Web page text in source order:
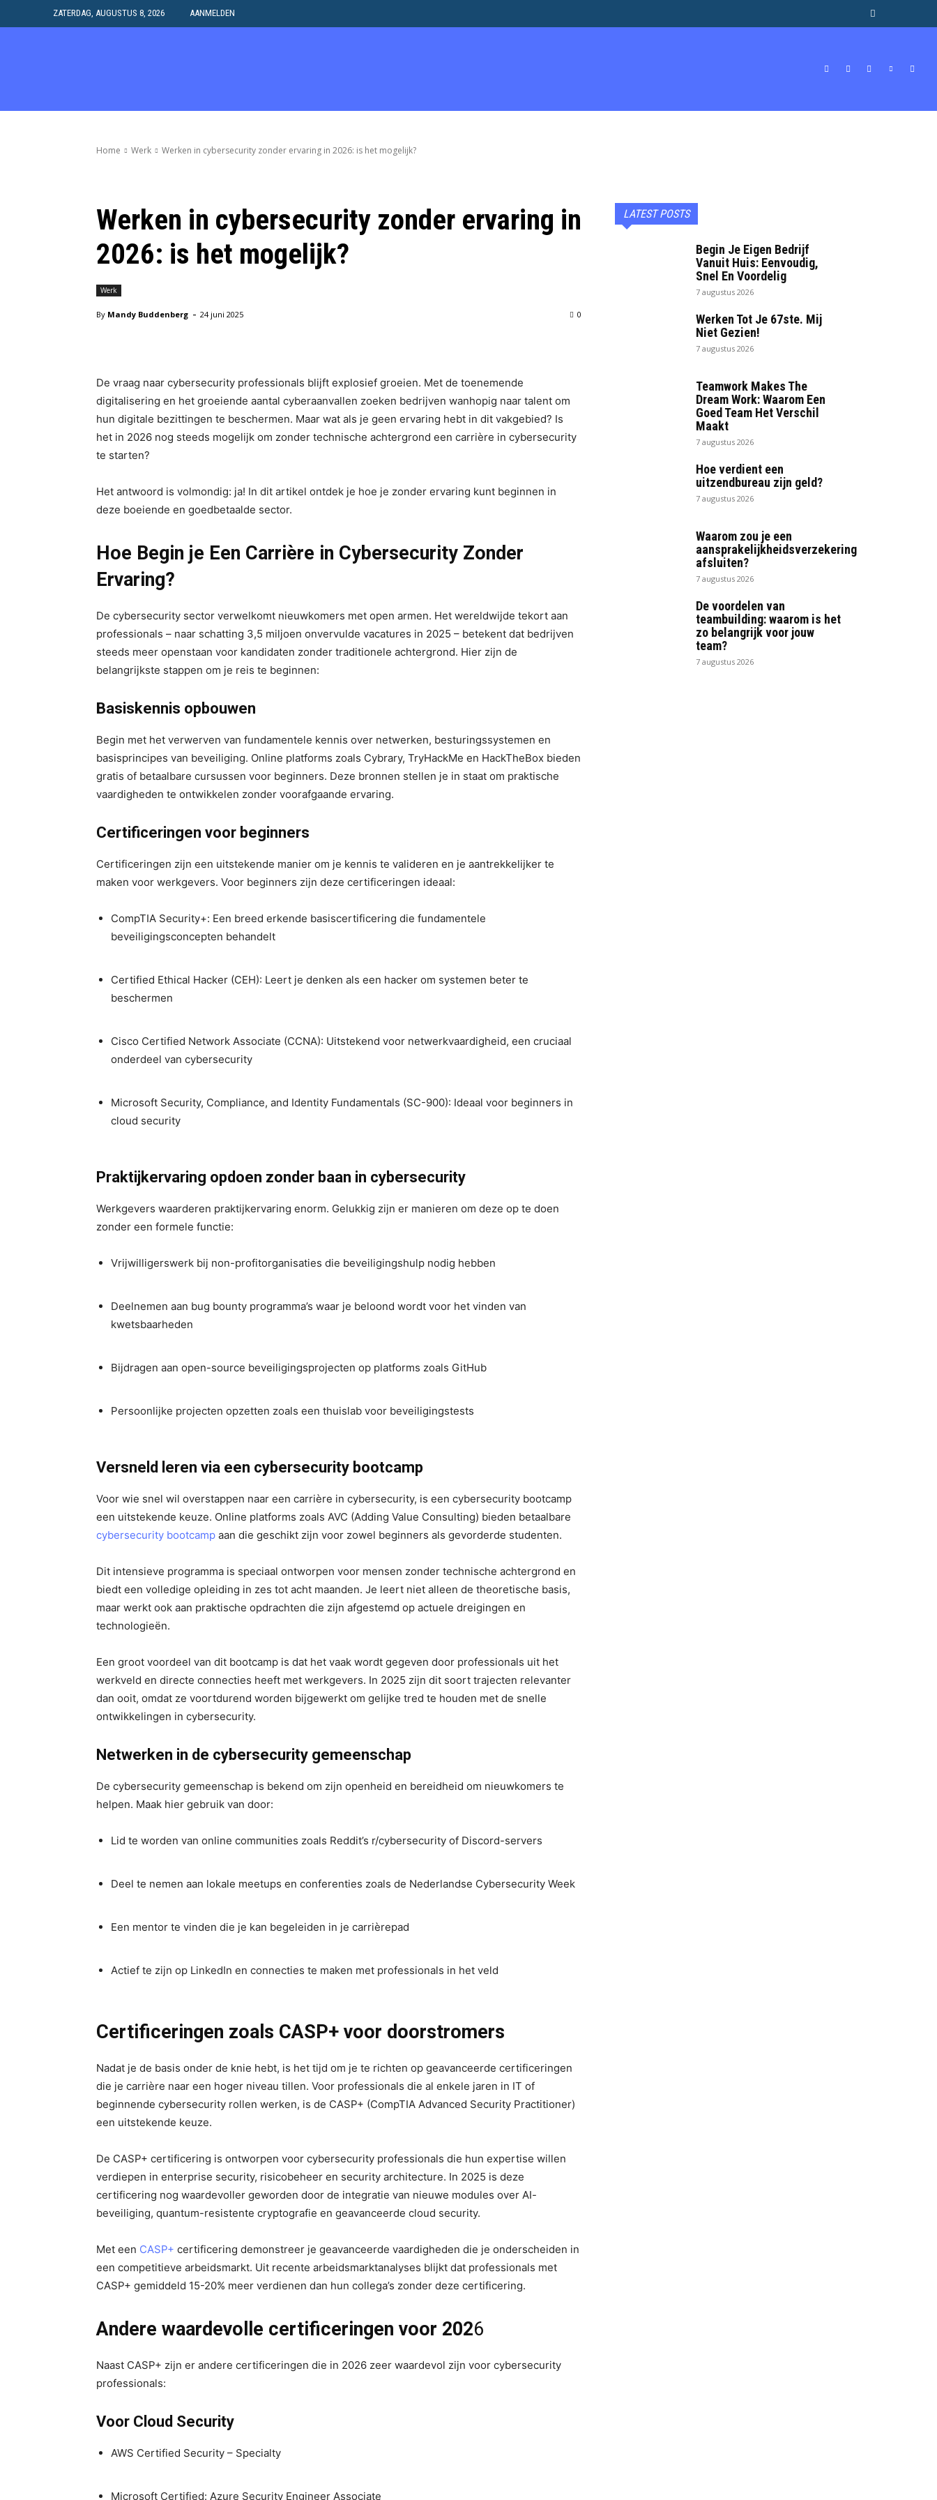
ZATERDAG, AUGUSTUS 8, 2026 AANMELDEN
MORE
Home Werk Werken in cybersecurity zonder ervaring in 2026: is het mogelijk?
Werken in cybersecurity zonder ervaring in
2026: is het mogelijk?
Werk
0
By Mandy Buddenberg - 24 juni 2025
De vraag naar cybersecurity professionals blijft explosief groeien. Met de toenemende
digitalisering en het groeiende aantal cyberaanvallen zoeken bedrijven wanhopig naar talent om
hun digitale bezittingen te beschermen. Maar wat als je geen ervaring hebt in dit vakgebied? Is
het in 2026 nog steeds mogelijk om zonder technische achtergrond een carrière in cybersecurity
te starten?
Het antwoord is volmondig: ja! In dit artikel ontdek je hoe je zonder ervaring kunt beginnen in
deze boeiende en goedbetaalde sector.
Hoe Begin je Een Carrière in Cybersecurity Zonder
Ervaring?
De cybersecurity sector verwelkomt nieuwkomers met open armen. Het wereldwijde tekort aan
professionals – naar schatting 3,5 miljoen onvervulde vacatures in 2025 – betekent dat bedrijven
steeds meer openstaan voor kandidaten zonder traditionele achtergrond. Hier zijn de
belangrijkste stappen om je reis te beginnen:
Basiskennis opbouwen
Begin met het verwerven van fundamentele kennis over netwerken, besturingssystemen en
basisprincipes van beveiliging. Online platforms zoals Cybrary, TryHackMe en HackTheBox bieden
gratis of betaalbare cursussen voor beginners. Deze bronnen stellen je in staat om praktische
vaardigheden te ontwikkelen zonder voorafgaande ervaring.
Certificeringen voor beginners
Certificeringen zijn een uitstekende manier om je kennis te valideren en je aantrekkelijker te
maken voor werkgevers. Voor beginners zijn deze certificeringen ideaal:
CompTIA Security+: Een breed erkende basiscertificering die fundamentele
beveiligingsconcepten behandelt
Certified Ethical Hacker (CEH): Leert je denken als een hacker om systemen beter te
beschermen
Cisco Certified Network Associate (CCNA): Uitstekend voor netwerkvaardigheid, een cruciaal
onderdeel van cybersecurity
Microsoft Security, Compliance, and Identity Fundamentals (SC-900): Ideaal voor beginners in
cloud security
Praktijkervaring opdoen zonder baan in cybersecurity
Werkgevers waarderen praktijkervaring enorm. Gelukkig zijn er manieren om deze op te doen
zonder een formele functie:
Vrijwilligerswerk bij non-profitorganisaties die beveiligingshulp nodig hebben
Deelnemen aan bug bounty programma’s waar je beloond wordt voor het vinden van
kwetsbaarheden
Bijdragen aan open-source beveiligingsprojecten op platforms zoals GitHub
Persoonlijke projecten opzetten zoals een thuislab voor beveiligingstests
Versneld leren via een cybersecurity bootcamp
Voor wie snel wil overstappen naar een carrière in cybersecurity, is een cybersecurity bootcamp
een uitstekende keuze. Online platforms zoals AVC (Adding Value Consulting) bieden betaalbare
cybersecurity bootcamp aan die geschikt zijn voor zowel beginners als gevorderde studenten.
Dit intensieve programma is speciaal ontworpen voor mensen zonder technische achtergrond en
biedt een volledige opleiding in zes tot acht maanden. Je leert niet alleen de theoretische basis,
maar werkt ook aan praktische opdrachten die zijn afgestemd op actuele dreigingen en
technologieën.
Een groot voordeel van dit bootcamp is dat het vaak wordt gegeven door professionals uit het
werkveld en directe connecties heeft met werkgevers. In 2025 zijn dit soort trajecten relevanter
dan ooit, omdat ze voortdurend worden bijgewerkt om gelijke tred te houden met de snelle
ontwikkelingen in cybersecurity.
Netwerken in de cybersecurity gemeenschap
De cybersecurity gemeenschap is bekend om zijn openheid en bereidheid om nieuwkomers te
helpen. Maak hier gebruik van door:
Lid te worden van online communities zoals Reddit’s r/cybersecurity of Discord-servers
Deel te nemen aan lokale meetups en conferenties zoals de Nederlandse Cybersecurity Week
Een mentor te vinden die je kan begeleiden in je carrièrepad
Actief te zijn op LinkedIn en connecties te maken met professionals in het veld
Certificeringen zoals CASP+ voor doorstromers
Nadat je de basis onder de knie hebt, is het tijd om je te richten op geavanceerde certificeringen
die je carrière naar een hoger niveau tillen. Voor professionals die al enkele jaren in IT of
beginnende cybersecurity rollen werken, is de CASP+ (CompTIA Advanced Security Practitioner)
een uitstekende keuze.
De CASP+ certificering is ontworpen voor cybersecurity professionals die hun expertise willen
verdiepen in enterprise security, risicobeheer en security architecture. In 2025 is deze
certificering nog waardevoller geworden door de integratie van nieuwe modules over AI-
beveiliging, quantum-resistente cryptografie en geavanceerde cloud security.
Met een CASP+ certificering demonstreer je geavanceerde vaardigheden die je onderscheiden in
een competitieve arbeidsmarkt. Uit recente arbeidsmarktanalyses blijkt dat professionals met
CASP+ gemiddeld 15-20% meer verdienen dan hun collega’s zonder deze certificering.
Andere waardevolle certificeringen voor 2026
Naast CASP+ zijn er andere certificeringen die in 2026 zeer waardevol zijn voor cybersecurity
professionals:
Voor Cloud Security
AWS Certified Security – Specialty
Microsoft Certified: Azure Security Engineer Associate
LATEST POSTS
Begin Je Eigen Bedrijf
Vanuit Huis: Eenvoudig,
Snel En Voordelig
7 augustus 2026
Werken Tot Je 67ste. Mij
Niet Gezien!
7 augustus 2026
Teamwork Makes The
Dream Work: Waarom Een
Goed Team Het Verschil
Maakt
7 augustus 2026
Hoe verdient een
uitzendbureau zijn geld?
7 augustus 2026
Waarom zou je een
aansprakelijkheidsverzekering
afsluiten?
7 augustus 2026
De voordelen van
teambuilding: waarom is het
zo belangrijk voor jouw
team?
7 augustus 2026